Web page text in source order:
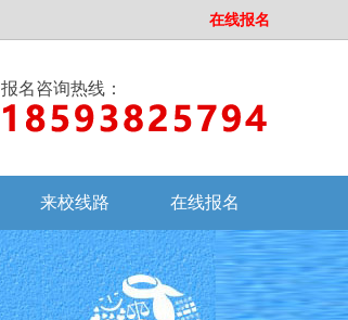
在线报名
报名咨询热线：
来校线路 在线报名